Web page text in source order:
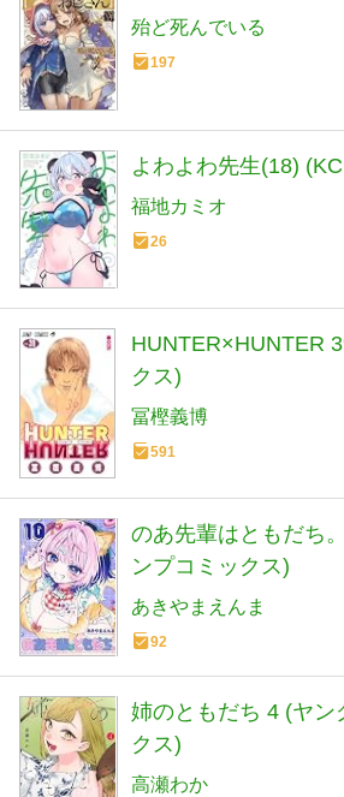
殆ど死んでいる
197
よわよわ先生(18)
福地カミオ
26
HUNTER×HUNTER
クス)
冨樫義博
591
のあ先輩はともだち
ンプコミックス)
あきやまえんま
92
姉のともだち 4 (ヤン
クス)
高瀬わか